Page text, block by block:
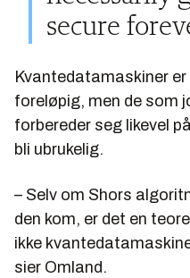
secure
Kvantedatamaskiner
foreløpig, men de som
forbereder seg likevel
bli ubrukelig.
– Selv om Shors
den kom, er det en
ikke
sier Omland.